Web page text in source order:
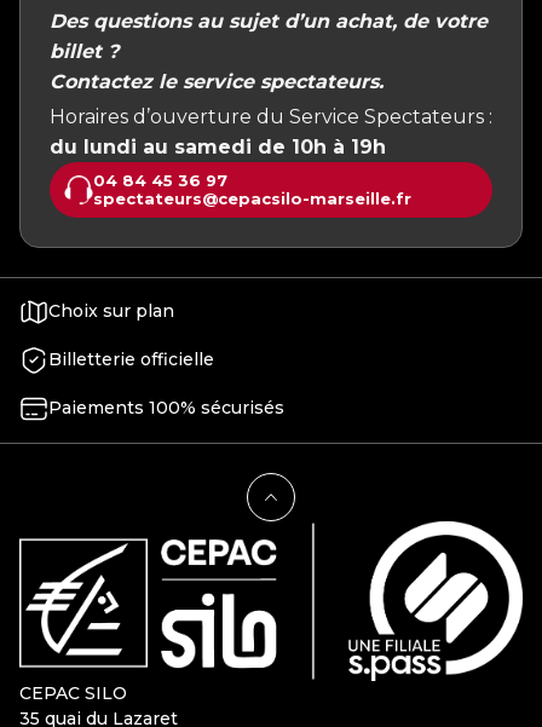
Des questions au sujet d’un achat, de votre
billet ?
Contactez le service spectateurs.
Horaires d’ouverture du Service Spectateurs :
du lundi au samedi de 10h à 19h
04 84 45 36 97
spectateurs@cepacsilo-marseille.fr
Choix sur plan
Billetterie officielle
Paiements 100% sécurisés
CEPAC SILO
35 quai du Lazaret